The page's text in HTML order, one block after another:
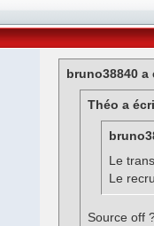
bruno38840 a
Théo a
Le
Le
Source off